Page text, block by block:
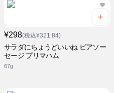
¥298(税込¥321.84)
サラダにちょうどいいね ビアソー
セージ プリマハム
67g